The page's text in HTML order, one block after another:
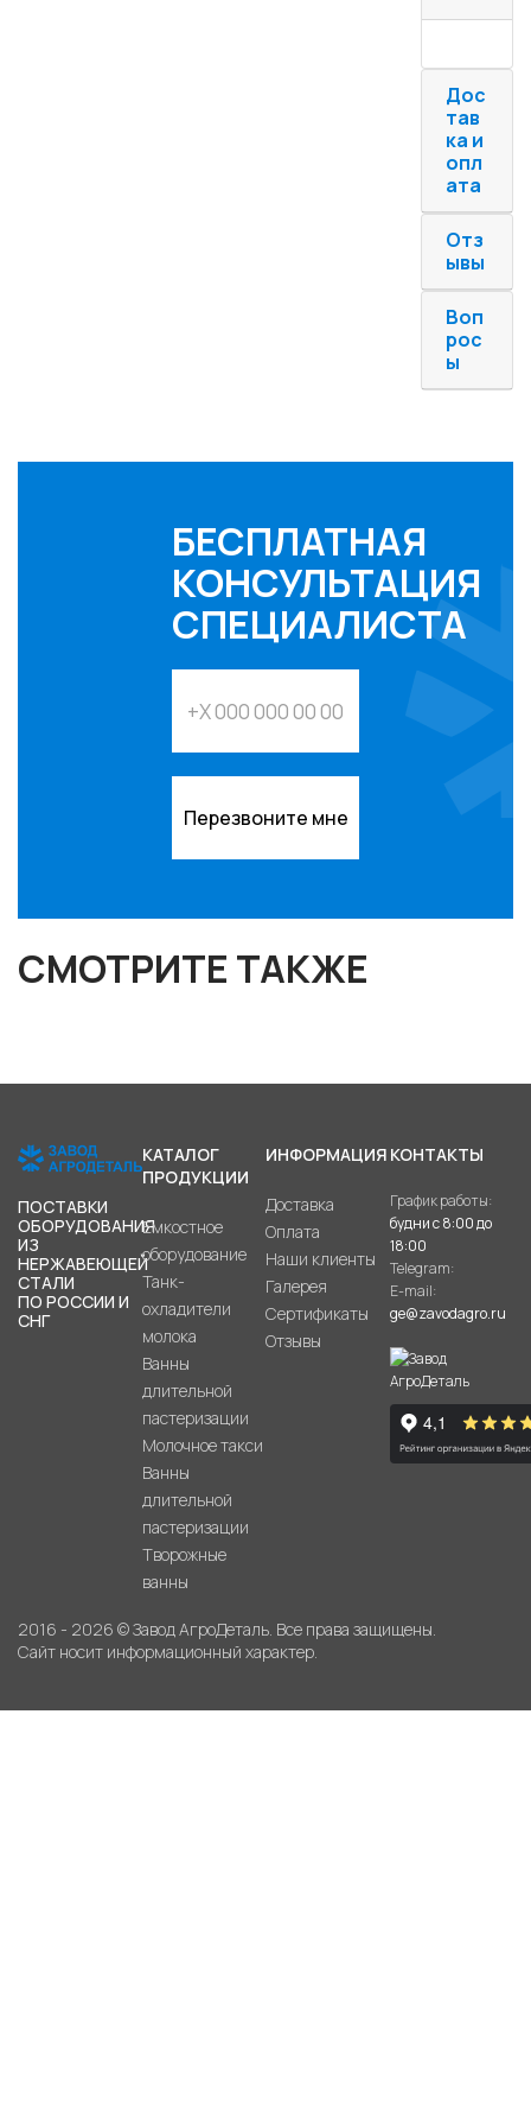
Дос
тав
ка и
опл
ата
Отз
ывы
Воп
рос
ы
БЕСПЛАТНАЯ
КОНСУЛЬТАЦИЯ
СПЕЦИАЛИСТА
Перезвоните мне
СМОТРИТЕ ТАКЖЕ
ПОСТАВКИ
ОБОРУДОВАНИЯ
ИЗ
НЕРЖАВЕЮЩЕЙ
СТАЛИ
ПО РОССИИ И
СНГ
КАТАЛОГ
ПРОДУКЦИИ
Емкостное
оборудование
Танк-
охладители
молока
Ванны
длительной
пастеризации
Молочное такси
Ванны
длительной
пастеризации
Творожные
ванны
ИНФОРМАЦИЯ
Доставка
Оплата
Наши клиенты
Галерея
Сертификаты
Отзывы
КОНТАКТЫ
График работы:
будни с 8:00 до
18:00
Telegram:
E-mail:
ge@zavodagro.ru
2016 - 2026 © Завод АгроДеталь. Все права защищены.
Сайт носит информационный характер.